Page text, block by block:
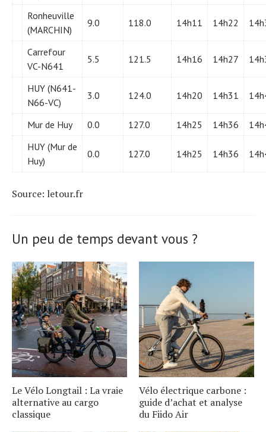
Ronheuville
(MARCHIN)
9.0 118.0 14h11 14h22
Carrefour
VC-N641
5.5 121.5 14h16 14h27
HUY (N641-
N66-VC)
3.0 124.0 14h20 14h31
Mur de Huy 0.0 127.0 14h25 14h36
HUY (Mur de
Huy)
0.0 127.0 14h25 14h36
Source: letour.fr
Un peu de temps devant vous ?
Le Vélo Longtail : La vraie
alternative au cargo
classique
Vélo électrique carbone :
guide d’achat et analyse
du Fiido Air